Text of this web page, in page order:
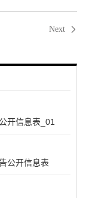
Next
开信息表_01
公开信息表